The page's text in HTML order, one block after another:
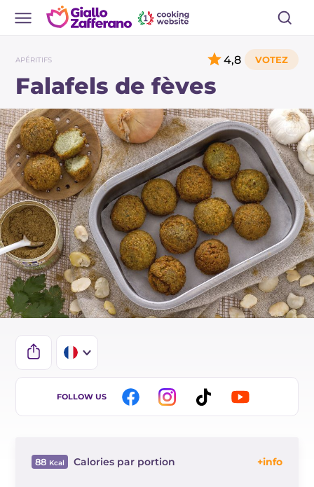
APÉRITIFS
Falafels de fèves
4,8
IT
DE
FOLLOW US
88 Calories par portion